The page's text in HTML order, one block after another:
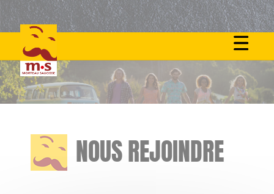
Skip
NOUS REJOINDRE